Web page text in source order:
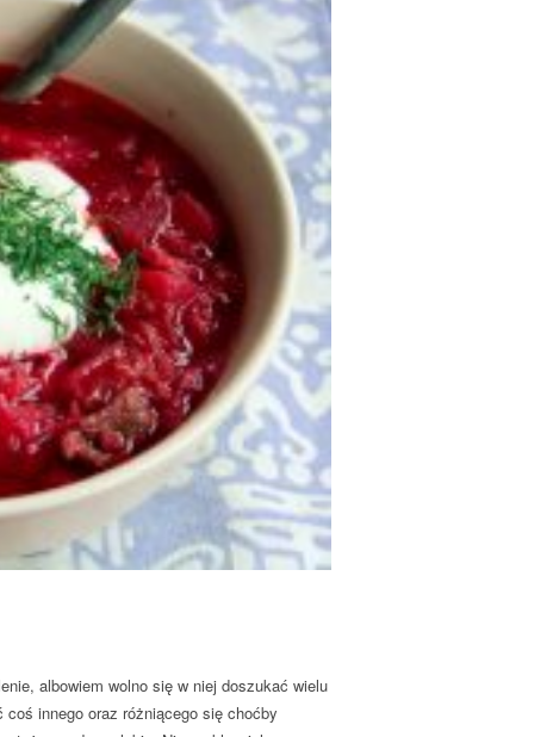
albowiem wolno się w niej doszukać wielu
innego oraz różniącego się choćby